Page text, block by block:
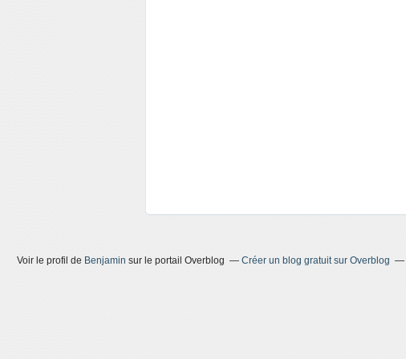
Voir le profil de Benjamin sur le portail Overblog Créer un blog gratuit sur Overblog